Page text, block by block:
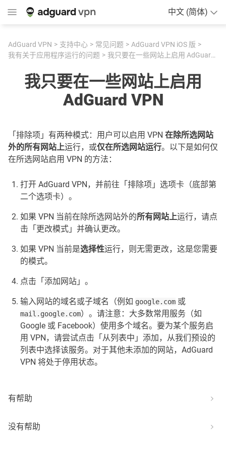
中文 (简体)
AdGuard VPN 支持中心 常见问题
AdGuard VPN iOS 版
我有关于应用程序运行的问题
我只要在一些网站上启用 AdGuard VPN
我只要在一些网站上启用
AdGuard VPN
「排除项」有两种模式：用户可以启用 VPN 在除所选网站
外的所有网站上运行，或仅在所选网站运行。以下是如何仅
在所选网站启用 VPN 的方法：
打开 AdGuard VPN，并前往「排除项」选项卡（底部第
二个选项卡）。
如果 VPN 当前在除所选网站外的所有网站上运行，请点
击「更改模式」并确认更改。
如果 VPN 当前是选择性运行，则无需更改，这是您需要
的模式。
点击「添加网站」。
输入网站的域名或子域名（例如 google.com 或
mail.google.com）。请注意：大多数常用服务（如
Google 或 Facebook）使用多个域名。要为某个服务启
用 VPN，请尝试点击「从列表中」添加，从我们预设的
列表中选择该服务。对于其他未添加的网站，AdGuard
VPN 将处于停用状态。
有帮助
没有帮助